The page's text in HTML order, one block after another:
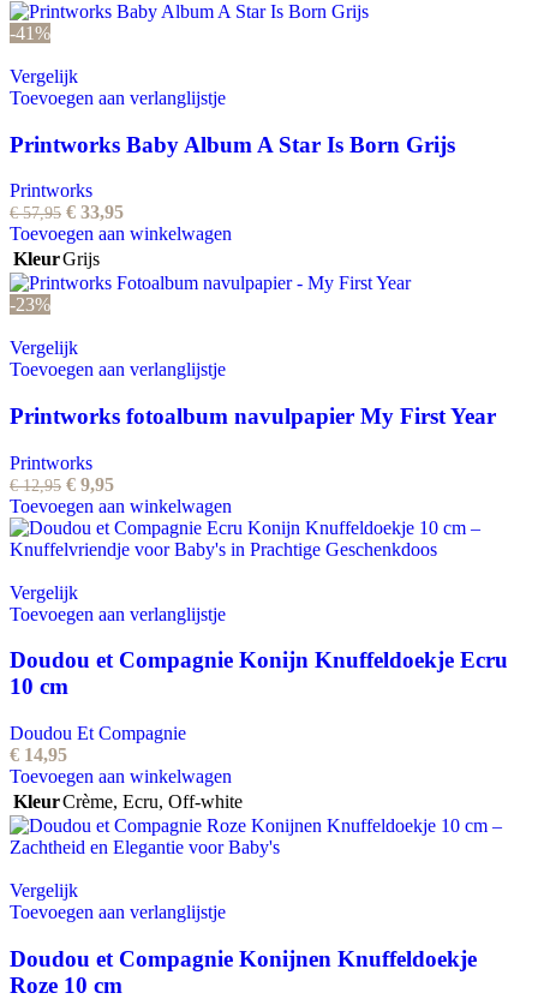
-41%
Vergelijk
Toevoegen aan verlanglijstje
Printworks Baby Album A Star Is Born Grijs
Printworks
€57,95 Oorspronkelijke
prijs
was:
€ 57,95.
€ 33,95Huidige
prijs
€ 33,95.
Toevoegen aan winkelwagen
KleurGrijs
-23%
Vergelijk
Toevoegen aan verlanglijstje
Printworks fotoalbum navulpapier My First Year
Printworks
€12,95 Oorspronkelijke
prijs
was:
€ 12,95.
€ 9,95Huidige
prijs
is:
€ 9,95.
Toevoegen aan winkelwagen
Vergelijk
Toevoegen aan verlanglijstje
Doudou et Compagnie Konijn Knuffeldoekje Ecru
10 cm
Doudou Et Compagnie
€ 14,95
Toevoegen aan winkelwagen
KleurCrème, Ecru, Off-white
Vergelijk
Toevoegen aan verlanglijstje
Doudou et Compagnie Konijnen Knuffeldoekje
Roze 10 cm